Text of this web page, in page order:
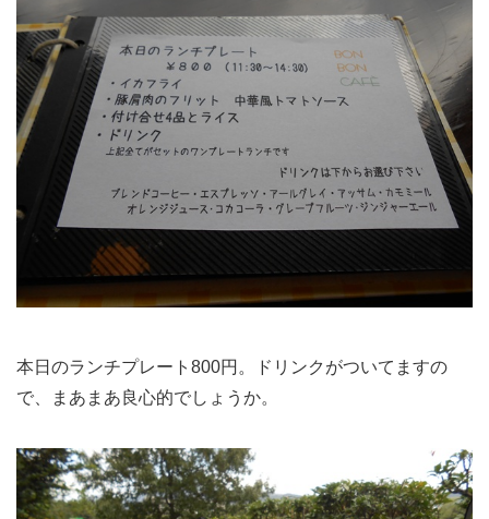
本日のランチプレート800円。ドリンクがついてますの
で、まあまあ良心的でしょうか。